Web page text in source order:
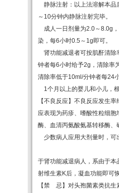
静脉注射：以上法溶解本品
～ 10分钟内静脉注射完毕。
成人一日剂量为2.0～8.0g
染，每6小时0.5 ～ 1g即可。
肾功能减退者可按肌酐清除
钟者每6小时给予2g ，清除率
清除率低于10ml/分钟者每24
1 个月以上的婴儿和小儿，
【不良反应】不良反应发生率
应表现为药疹、嗜酸性粒细胞
酶、血清丙氨酸氨基转移酶、
少数病人应用大剂量时，
于肾功能减退病人，系由于本
射维生素K 后，凝血功能即可
【禁
忌】对头孢菌素类抗生